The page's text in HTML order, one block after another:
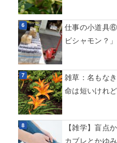
仕事の小道具
ビシャモン？
雑草：名もな
命は短いけれ
【雑学】盲点
カブレとかゆ